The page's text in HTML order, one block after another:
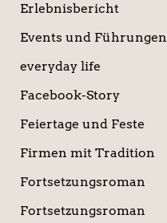
Erlebnisbericht
Events und Führungen
everyday life
Facebook-Story
Feiertage und Feste
Firmen mit Tradition
Fortsetzungsroman
Fortsetzungsroman